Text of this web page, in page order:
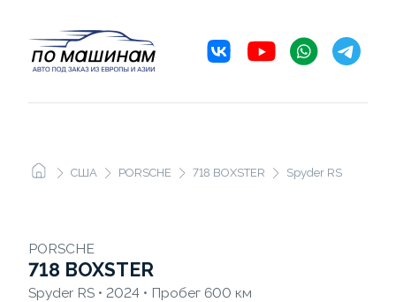
США PORSCHE 718 BOXSTER Spyder RS
PORSCHE
718 BOXSTER
Spyder RS • 2024 • Пробег 600 км